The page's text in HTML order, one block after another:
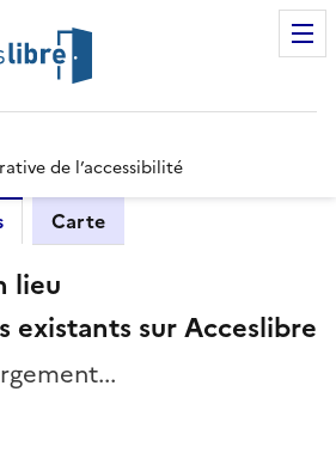
de l’accessibilité
Carte
lieu
existants sur Acceslibre